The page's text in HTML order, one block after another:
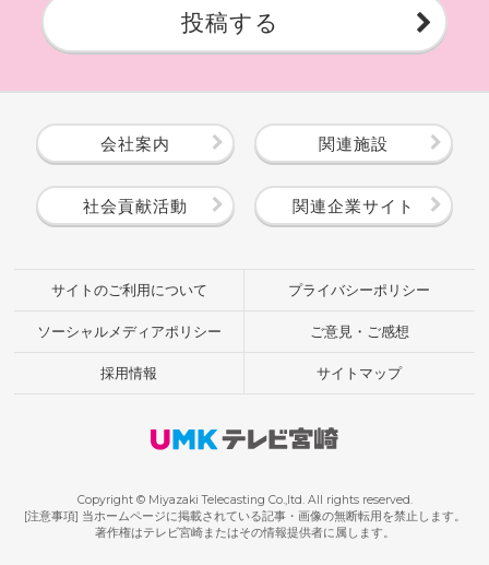
投稿する
会社案内 関連施設
社会貢献活動 関連企業サイト
サイトのご利用について プライバシーポリシー
ソーシャルメディアポリシー ご意見・ご感想
採用情報 サイトマップ
Copyright © Miyazaki Telecasting Co.,ltd. All rights reserved.
[注意事項] 当ホームページに掲載されている記事・画像の無断転用を禁止します。
著作権はテレビ宮崎またはその情報提供者に属します。